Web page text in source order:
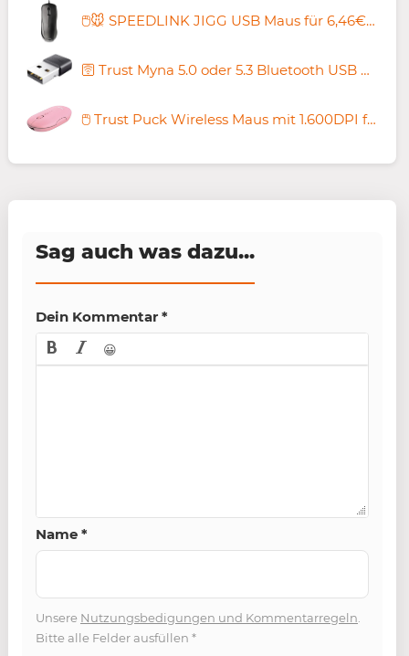
🖱️🐭 SPEEDLINK JIGG USB Maus für 6,46€ (statt 9€)
🛜 Trust Myna 5.0 oder 5.3 Bluetooth USB Adapter für 4,90€ (statt 19€)
🖱️ Trust Puck Wireless Maus mit 1.600DPI für 8,99€ (statt 15€)
Sag auch was dazu...
Dein Kommentar *
😀
Name *
Unsere Nutzungsbedigungen und Kommentarregeln
Bitte alle Felder ausfüllen *